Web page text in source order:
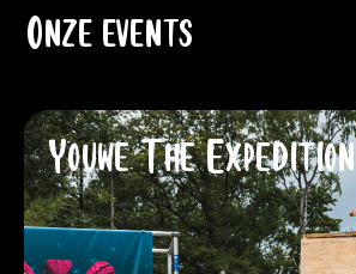
Onze events
Youwe The Expedition